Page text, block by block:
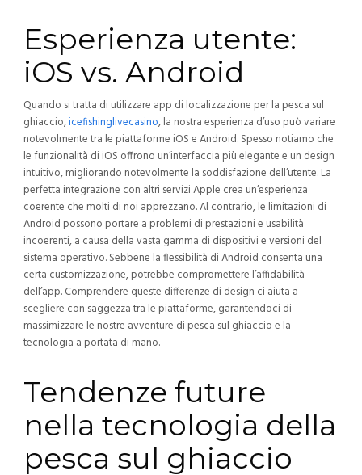
Esperienza utente:
iOS vs. Android
Quando si tratta di utilizzare app di localizzazione per la pesca sul
ghiaccio,icefishinglivecasino, la nostra esperienza d’uso può variare
notevolmente tra le piattaforme iOS e Android. Spesso notiamo che
le funzionalità di iOS offrono un’interfaccia più elegante e un design
intuitivo, migliorando notevolmente la soddisfazione dell’utente. La
perfetta integrazione con altri servizi Apple crea un’esperienza
coerente che molti di noi apprezzano. Al contrario, le limitazioni di
Android possono portare a problemi di prestazioni e usabilità
incoerenti, a causa della vasta gamma di dispositivi e versioni del
sistema operativo. Sebbene la flessibilità di Android consenta una
certa customizzazione, potrebbe compromettere l’affidabilità
dell’app. Comprendere queste differenze di design ci aiuta a
scegliere con saggezza tra le piattaforme, garantendoci di
massimizzare le nostre avventure di pesca sul ghiaccio e la
tecnologia a portata di mano.
Tendenze future
nella tecnologia della
pesca sul ghiaccio